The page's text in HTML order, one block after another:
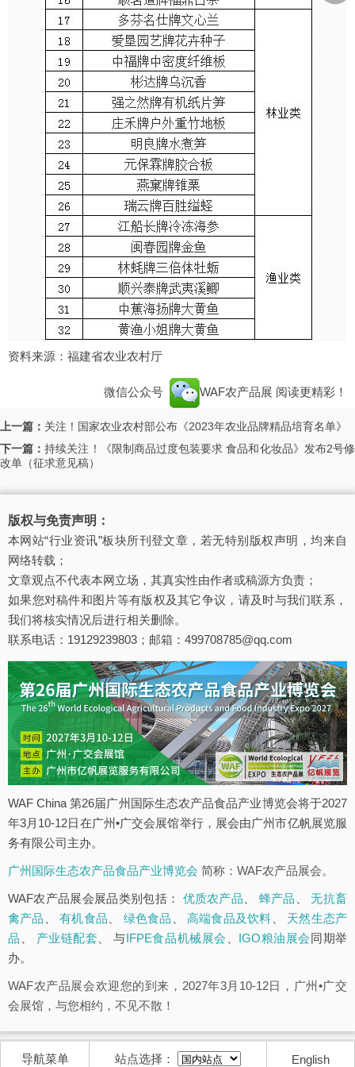
资料来源：福建省农业农村厅
微信公众号 WAF农产品展 阅读更精彩！
上一篇： 关注！国家农业农村部公布《2023年农业品牌精品培育名单》
下一篇：持续关注！《限制商品过度包装要求 食品和化妆品》发布2号修
改单（征求意见稿）
版权与免责声明：
本网站“行业资讯”板块所刊登文章，若无特别版权声明，均来自
网络转载；
文章观点不代表本网立场，其真实性由作者或稿源方负责；
如果您对稿件和图片等有版权及其它争议，请及时与我们联系，
我们将核实情况后进行相关删除。
联系电话：19129239803；邮箱：499708785@qq.com
WAF China 第26届广州国际生态农产品食品产业博览会将于2027
年3月10-12日在广州•广交会展馆举行，展会由广州市亿帆展览服
务有限公司主办。
广州国际生态农产品食品产业博览会 简称：WAF农产品展会。
WAF农产品展会展品类别包括： 优质农产品、 蜂产品 、无抗畜
禽产品 、有机食品、 绿色食品 、 高端食品及饮料、 天然生态产
品 、 产业链配套、 与 IFPE食品机械展会 、 IGO粮油展会 同期举
办。
WAF农产品展会欢迎您的到来，2027年3月10-12日，广州•广交
会展馆，与您相约，不见不散！
导航菜单 站点选择： English